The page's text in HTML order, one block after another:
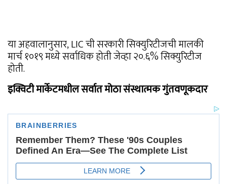
या अहवालानुसार, LIC ची सरकारी सिक्युरिटीजची मालकी
मार्च १०१९ मध्ये सर्वाधिक होती जेव्हा २०.६% सिक्युरिटीज
होती.
इक्विटी मार्केटमधील सर्वात मोठा संस्थात्मक गुंतवणूकदार